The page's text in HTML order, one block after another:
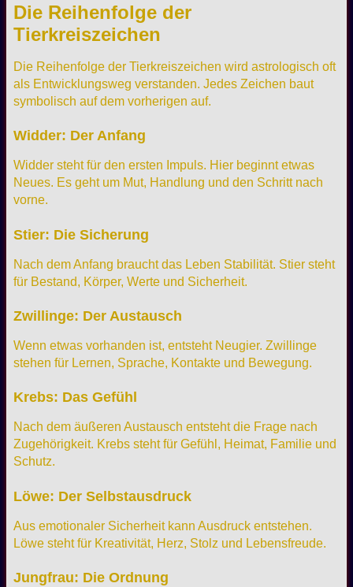
Die Reihenfolge der
Tierkreiszeichen
Die Reihenfolge der Tierkreiszeichen wird astrologisch oft
als Entwicklungsweg verstanden. Jedes Zeichen baut
symbolisch auf dem vorherigen auf.
Widder: Der Anfang
Widder steht für den ersten Impuls. Hier beginnt etwas
Neues. Es geht um Mut, Handlung und den Schritt nach
vorne.
Stier: Die Sicherung
Nach dem Anfang braucht das Leben Stabilität. Stier steht
für Bestand, Körper, Werte und Sicherheit.
Zwillinge: Der Austausch
Wenn etwas vorhanden ist, entsteht Neugier. Zwillinge
stehen für Lernen, Sprache, Kontakte und Bewegung.
Krebs: Das Gefühl
Nach dem äußeren Austausch entsteht die Frage nach
Zugehörigkeit. Krebs steht für Gefühl, Heimat, Familie und
Schutz.
Löwe: Der Selbstausdruck
Aus emotionaler Sicherheit kann Ausdruck entstehen.
Löwe steht für Kreativität, Herz, Stolz und Lebensfreude.
Jungfrau: Die Ordnung